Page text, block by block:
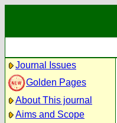
Journal Issues
Golden Pages
About This journal
Aims and Scope